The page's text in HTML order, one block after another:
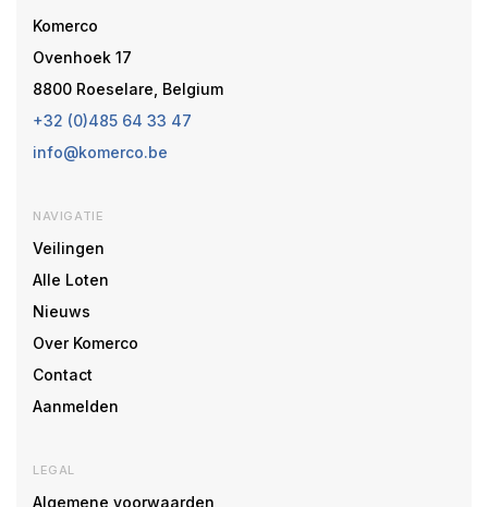
Komerco
Ovenhoek 17
8800 Roeselare, Belgium
+32 (0)485 64 33 47
info@komerco.be
NAVIGATIE
Veilingen
Alle Loten
Nieuws
Over Komerco
Contact
Aanmelden
LEGAL
Algemene voorwaarden